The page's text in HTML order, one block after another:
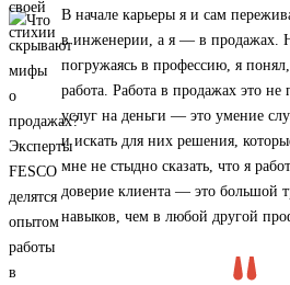
В начале карьеры я и сам
в инженерии, а я — в продажах.
погружаясь в профессию, я
работа. Работа в продажах это не
услуг на деньги — это умение
и искать для них решения,
мне не стыдно сказать, что я
доверие клиента — это большой
навыков, чем в любой другой